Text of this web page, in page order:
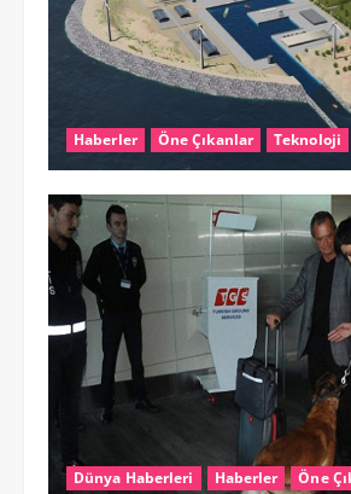
Haberler Öne Çıkanlar Teknoloji
Dünya Haberleri Haberler Öne